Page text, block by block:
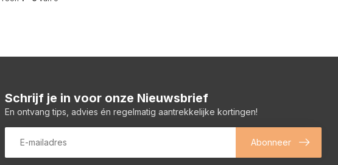
Schrijf je in voor onze Nieuwsbrief
En ontvang tips, advies én regelmatig aantrekkelijke kortingen!
Abonneer